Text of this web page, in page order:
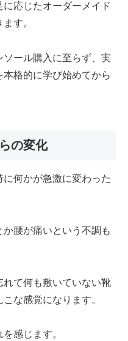
応じたオーダーメイド
す。
ソール購入に至らず、実
格的に学び始めてから
の変化
何かが急激に変わった
腰が痛いという不調も
て何も敷いていない靴
な感覚になります。
感じます。